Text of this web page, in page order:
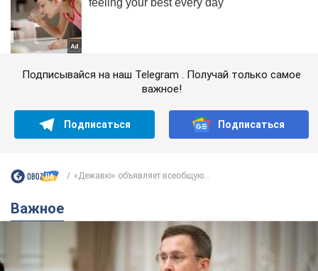
Подписывайся на наш Telegram . Получай только самое
важное!
Подписаться Подписаться
«Дежавю» объявляет всеобщую...
Важное